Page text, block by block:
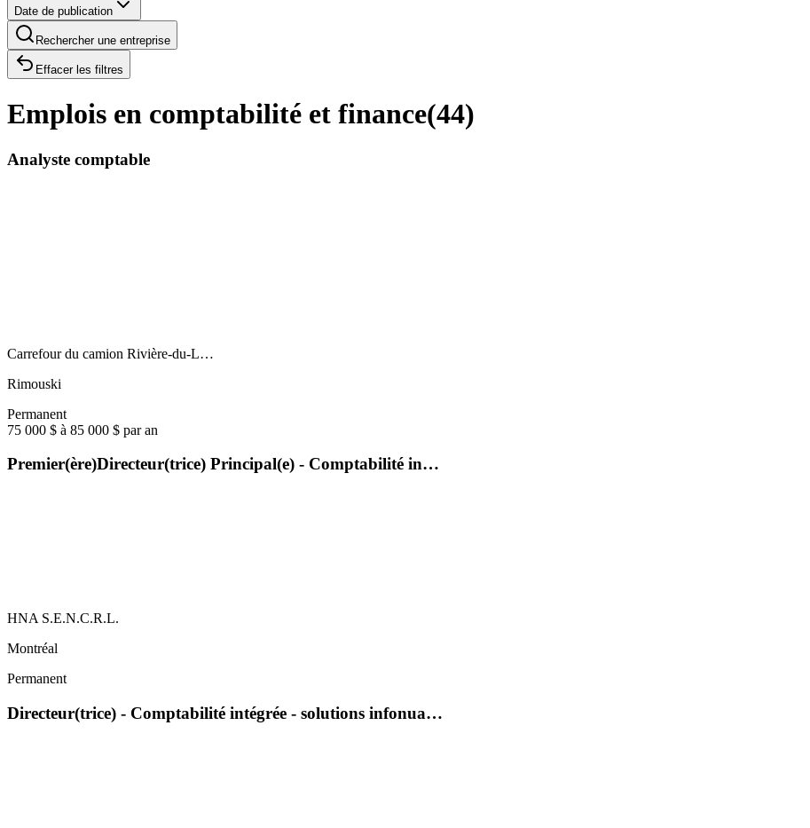
Date de publication
Rechercher une entreprise
Effacer les filtres
Emplois en comptabilité et finance(44)
Analyste comptable
Carrefour du camion Rivière-du-L…
Rimouski
Permanent
75 000 $ à 85 000 $ par an
Premier(ère)Directeur(trice) Principal(e) - Comptabilité in…
HNA S.E.N.C.R.L.
Montréal
Permanent
Directeur(trice) - Comptabilité intégrée - solutions infonua…